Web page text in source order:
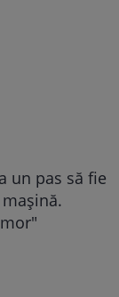
un pas să fie